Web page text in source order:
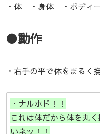
・体 ・身体 ・ボディ
●動作
・右手の平で体をまるく
・ナルホド！！
これは体だから体を丸
いネッ！！